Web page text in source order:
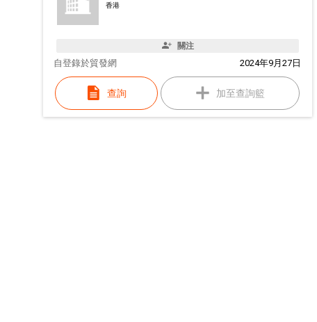
香港
關注
自 2024年9月27日
登錄於貿發網
查詢 加至查詢籃